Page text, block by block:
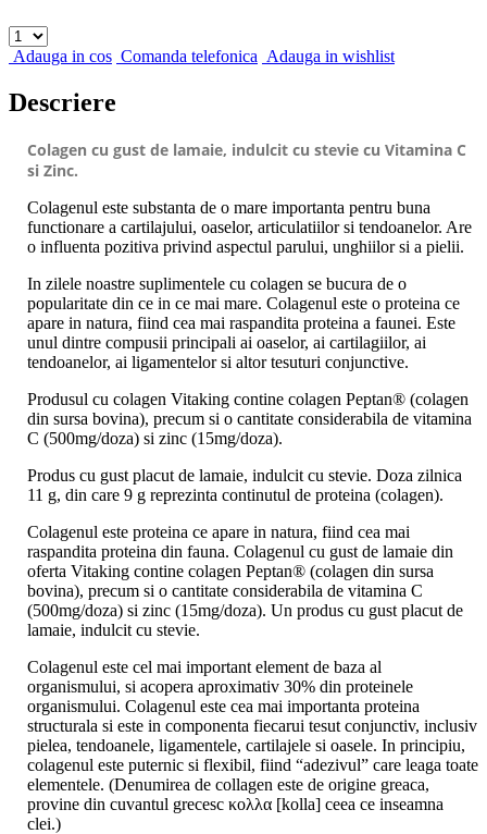
Adauga in cos Comanda telefonica Adauga in wishlist
Descriere
Colagen cu gust de lamaie, indulcit cu stevie cu Vitamina C
si Zinc.
Colagenul este substanta de o mare importanta pentru buna
functionare a cartilajului, oaselor, articulatiilor si tendoanelor. Are
o influenta pozitiva privind aspectul parului, unghiilor si a pielii.
In zilele noastre suplimentele cu colagen se bucura de o
popularitate din ce in ce mai mare. Colagenul este o proteina ce
apare in natura, fiind cea mai raspandita proteina a faunei. Este
unul dintre compusii principali ai oaselor, ai cartilagiilor, ai
tendoanelor, ai ligamentelor si altor tesuturi conjunctive.
Produsul cu colagen Vitaking contine colagen Peptan® (colagen
din sursa bovina), precum si o cantitate considerabila de vitamina
C (500mg/doza) si zinc (15mg/doza).
Produs cu gust placut de lamaie, indulcit cu stevie. Doza zilnica
11 g, din care 9 g reprezinta continutul de proteina (colagen).
Colagenul este proteina ce apare in natura, fiind cea mai
raspandita proteina din fauna. Colagenul cu gust de lamaie din
oferta Vitaking contine colagen Peptan® (colagen din sursa
bovina), precum si o cantitate considerabila de vitamina C
(500mg/doza) si zinc (15mg/doza). Un produs cu gust placut de
lamaie, indulcit cu stevie.
Colagenul este cel mai important element de baza al
organismului, si acopera aproximativ 30% din proteinele
organismului. Colagenul este cea mai importanta proteina
structurala si este in componenta fiecarui tesut conjunctiv, inclusiv
pielea, tendoanele, ligamentele, cartilajele si oasele. In principiu,
colagenul este puternic si flexibil, fiind “adezivul” care leaga toate
elementele. (Denumirea de collagen este de origine greaca,
provine din cuvantul grecesc κολλα [kolla] ceea ce inseamna
clei.)